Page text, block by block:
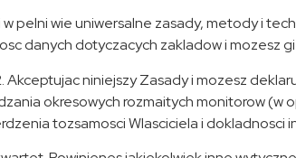
w pelni wie uniwersalne zasady, metody i
danych dotyczacych zakladow i mozesz
Akceptujac niniejszy Zasady i mozesz
okresowych rozmaitych monitorow (w
tozsamosci Wlasciciela i